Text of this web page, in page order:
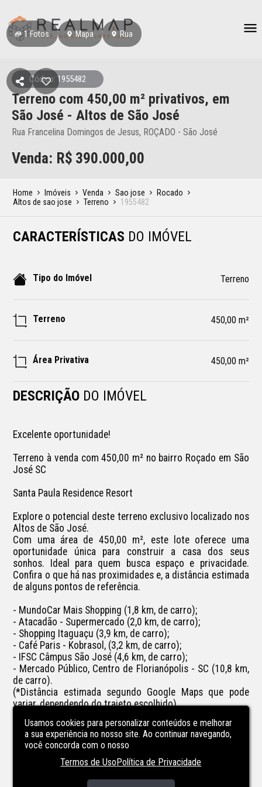
1Fotos Mapa Rua
Código: 1955482
Terreno com 450,00 m² privativos, em
São José - Altos de São José
Rua Francelina Domingos de Jesus, ROÇADO - São José
Venda: R$ 390.000,00
Home Imóveis Venda Sao jose
Rocado
Altos de sao jose
Terreno 1955482
CARACTERÍSTICAS DO IMÓVEL
Tipo do Imóvel Terreno
Terreno 450,00 m²
Área Privativa 450,00 m²
DESCRIÇÃO DO IMÓVEL
Excelente oportunidade!
Terreno à venda com 450,00 m² no bairro Roçado em São
José SC
Santa Paula Residence Resort
Explore o potencial deste terreno exclusivo localizado nos
Altos de São José.
Com uma área de 450,00 m², este lote oferece uma
oportunidade única para construir a casa dos seus
sonhos. Ideal para quem busca espaço e privacidade.
Confira o que há nas proximidades e, a distância estimada
de alguns pontos de referência.
- MundoCar Mais Shopping (1,8 km, de carro);
- Atacadão - Supermercado (2,0 km, de carro);
- Shopping Itaguaçu (3,9 km, de carro);
- Café Paris - Kobrasol, (3,2 km, de carro);
- IFSC Câmpus São José (4,6 km, de carro);
- Mercado Público, Centro de Florianópolis - SC (10,8 km,
de carro).
(*Distância estimada segundo Google Maps que pode
variar, dependendo do trajeto escolhido).
Terreno à venda com 626,00 m² no bairro Roçado em São
José SC
Gostou? Quer receber outras informações? Então entre
Usamos cookies para personalizar conteúdos e melhorar
a sua experiência no nosso site. Ao continuar navegando,
você concorda com o nosso
Termos de UsoPolítica de Privacidade